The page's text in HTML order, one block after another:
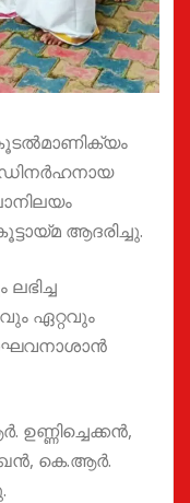
ആദരിച്ചു.
ഏറ്റവും
കെ.ആർ.